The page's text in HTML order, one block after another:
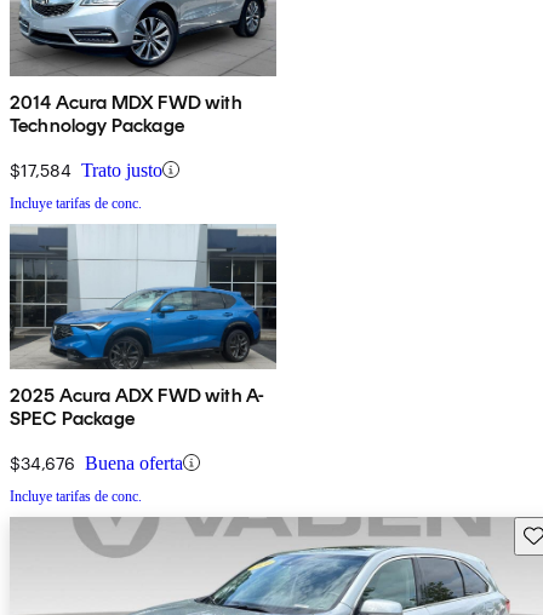
2014 Acura MDX FWD with
Technology Package
$17,584 Trato justo
Incluye tarifas de conc.
2025 Acura ADX FWD with A-
SPEC Package
$34,676 Buena oferta
Incluye tarifas de conc.